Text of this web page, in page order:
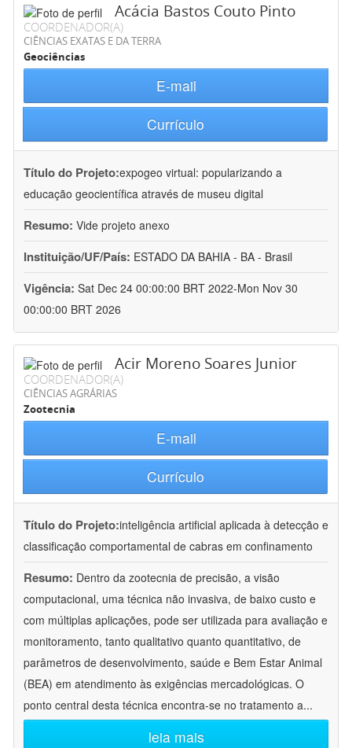
Acácia Bastos Couto Pinto
COORDENADOR(A)
CIÊNCIAS EXATAS E DA TERRA
Geociências
E-mail
Currículo
Título do Projeto:expogeo virtual: popularizando a
educação geocientífica através de museu digital
Resumo: Vide projeto anexo
Instituição/UF/País: ESTADO DA BAHIA - BA - Brasil
Vigência: Sat Dec 24 00:00:00 BRT 2022-Mon Nov 30
00:00:00 BRT 2026
Acir Moreno Soares Junior
COORDENADOR(A)
CIÊNCIAS AGRÁRIAS
Zootecnia
E-mail
Currículo
Título do Projeto:inteligência artificial aplicada à detecção e
classificação comportamental de cabras em confinamento
Resumo: Dentro da zootecnia de precisão, a visão
computacional, uma técnica não invasiva, de baixo custo e
com múltiplas aplicações, pode ser utilizada para avaliação e
monitoramento, tanto qualitativo quanto quantitativo, de
parâmetros de desenvolvimento, saúde e Bem Estar Animal
(BEA) em atendimento às exigências mercadológicas. O
ponto central desta técnica encontra-se no tratamento a...
leia mais